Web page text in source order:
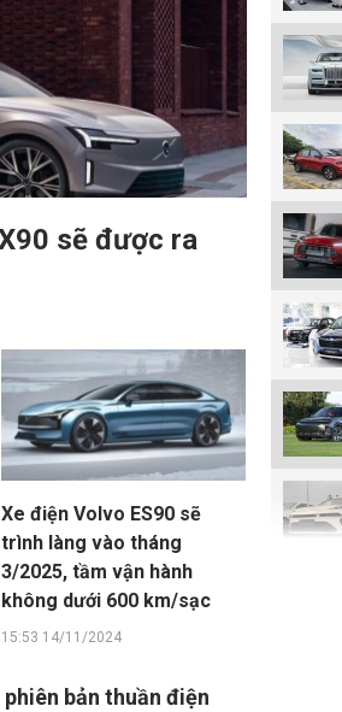
sẽ được ra
Xe điện Volvo ES90 sẽ
trình làng vào tháng
3/2025, tầm vận hành
không dưới 600 km/sạc
15:53 14/11/2024
bản thuần điện